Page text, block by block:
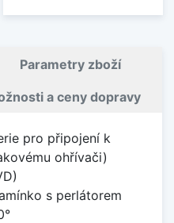
Parametry zboží
a ceny dopravy
pro připojení k
ohřívači)
s perlátorem